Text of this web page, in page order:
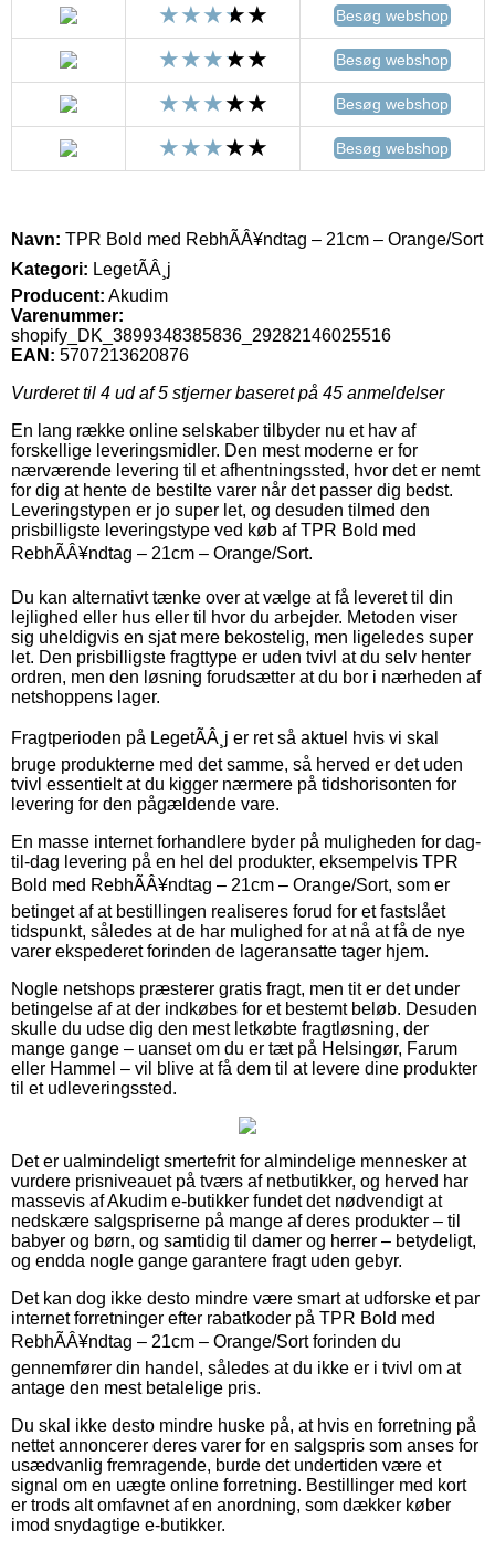
Besøg webshop
Besøg webshop
Besøg webshop
Besøg webshop
Navn: TPR Bold med RebhÃÂ¥ndtag – 21cm – Orange/Sort
Kategori: LegetÃÂ¸j
Producent: Akudim
Varenummer:
shopify_DK_3899348385836_29282146025516
EAN: 5707213620876
Vurderet til 4 ud af 5 stjerner baseret på 45 anmeldelser
En lang række online selskaber tilbyder nu et hav af
forskellige leveringsmidler. Den mest moderne er for
nærværende levering til et afhentningssted, hvor det er nemt
for dig at hente de bestilte varer når det passer dig bedst.
Leveringstypen er jo super let, og desuden tilmed den
prisbilligste leveringstype ved køb af TPR Bold med
RebhÃÂ¥ndtag – 21cm – Orange/Sort.
Du kan alternativt tænke over at vælge at få leveret til din
lejlighed eller hus eller til hvor du arbejder. Metoden viser
sig uheldigvis en sjat mere bekostelig, men ligeledes super
let. Den prisbilligste fragttype er uden tvivl at du selv henter
ordren, men den løsning forudsætter at du bor i nærheden af
netshoppens lager.
Fragtperioden på LegetÃÂ¸j er ret så aktuel hvis vi skal
bruge produkterne med det samme, så herved er det uden
tvivl essentielt at du kigger nærmere på tidshorisonten for
levering for den pågældende vare.
En masse internet forhandlere byder på muligheden for dag-
til-dag levering på en hel del produkter, eksempelvis TPR
Bold med RebhÃÂ¥ndtag – 21cm – Orange/Sort, som er
betinget af at bestillingen realiseres forud for et fastslået
tidspunkt, således at de har mulighed for at nå at få de nye
varer ekspederet forinden de lageransatte tager hjem.
Nogle netshops præsterer gratis fragt, men tit er det under
betingelse af at der indkøbes for et bestemt beløb. Desuden
skulle du udse dig den mest letkøbte fragtløsning, der
mange gange – uanset om du er tæt på Helsingør, Farum
eller Hammel – vil blive at få dem til at levere dine produkter
til et udleveringssted.
Det er ualmindeligt smertefrit for almindelige mennesker at
vurdere prisniveauet på tværs af netbutikker, og herved har
massevis af Akudim e-butikker fundet det nødvendigt at
nedskære salgspriserne på mange af deres produkter – til
babyer og børn, og samtidig til damer og herrer – betydeligt,
og endda nogle gange garantere fragt uden gebyr.
Det kan dog ikke desto mindre være smart at udforske et par
internet forretninger efter rabatkoder på TPR Bold med
RebhÃÂ¥ndtag – 21cm – Orange/Sort forinden du
gennemfører din handel, således at du ikke er i tvivl om at
antage den mest betalelige pris.
Du skal ikke desto mindre huske på, at hvis en forretning på
nettet annoncerer deres varer for en salgspris som anses for
usædvanlig fremragende, burde det undertiden være et
signal om en uægte online forretning. Bestillinger med kort
er trods alt omfavnet af en anordning, som dækker køber
imod snydagtige e-butikker.